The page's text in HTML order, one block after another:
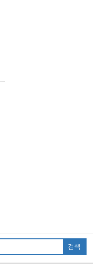
검색